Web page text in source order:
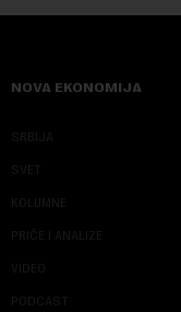
NOVA EKONOMIJA
SRBIJA
SVET
KOLUMNE
PRIČE I ANALIZE
VIDEO
PODCAST